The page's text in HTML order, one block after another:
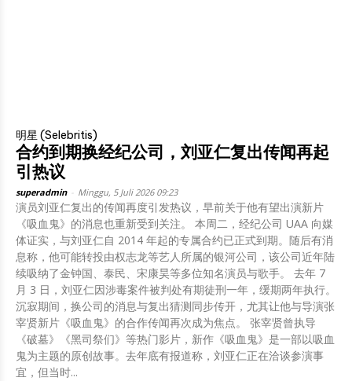
明星 (Selebritis)
合约到期换经纪公司，刘亚仁复出传闻再起
引热议
superadmin Minggu, 5 Juli 2026 09:23
演员刘亚仁复出的传闻再度引发热议，早前关于他有望出演新片
《吸血鬼》的消息也重新受到关注。 本周二，经纪公司 UAA 向媒
体证实，与刘亚仁自 2014 年起的专属合约已正式到期。随后有消
息称，他可能转投由权志龙等艺人所属的银河公司，该公司近年陆
续吸纳了金钟国、泰民、宋康昊等多位知名演员与歌手。 去年 7
月 3 日，刘亚仁因涉毒案件被判处有期徒刑一年，缓期两年执行。
沉寂期间，换公司的消息与复出猜测同步传开，尤其让他与导演张
宰贤新片《吸血鬼》的合作传闻再次成为焦点。 张宰贤曾执导
《破墓》《黑司祭们》等热门影片，新作《吸血鬼》是一部以吸血
鬼为主题的原创故事。去年底有报道称，刘亚仁正在洽谈参演事
宜，但当时...